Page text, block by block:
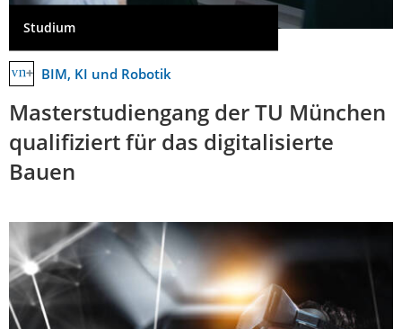
Studium
BIM, KI und Robotik
Masterstudiengang der TU München
qualifiziert für das digitalisierte
Bauen